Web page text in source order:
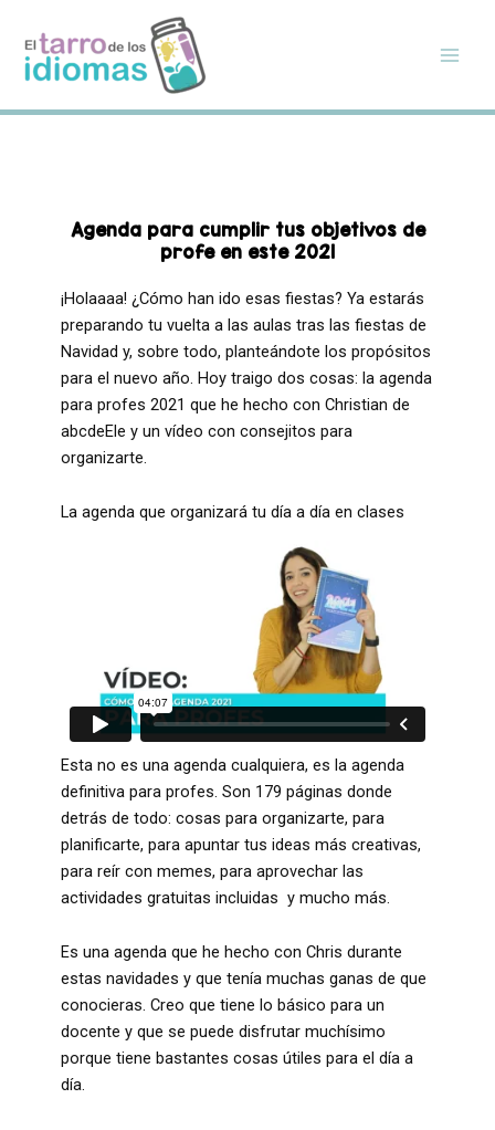
contenido
Agenda para cumplir tus objetivos de
profe en este 2021
¡Holaaaa! ¿Cómo han ido esas fiestas? Ya estarás
preparando tu vuelta a las aulas tras las fiestas de
Navidad y, sobre todo, planteándote los propósitos
para el nuevo año. Hoy traigo dos cosas: la agenda
para profes 2021 que he hecho con Christian de
abcdeEle y un vídeo con consejitos para
organizarte.
La agenda que organizará tu día a día en clases
Esta no es una agenda cualquiera, es la agenda
definitiva para profes. Son 179 páginas donde
detrás de todo: cosas para organizarte, para
planificarte, para apuntar tus ideas más creativas,
para reír con memes, para aprovechar las
actividades gratuitas incluidas y mucho más.
Es una agenda que he hecho con Chris durante
estas navidades y que tenía muchas ganas de que
conocieras. Creo que tiene lo básico para un
docente y que se puede disfrutar muchísimo
porque tiene bastantes cosas útiles para el día a
día.